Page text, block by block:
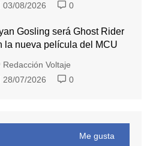
03/08/2026
0
Gosling será Ghost Rider
la nueva película del MCU
Redacción Voltaje
28/07/2026
0
Me gusta